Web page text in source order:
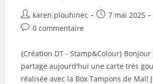
Auteur/autrice
de
karen.plouhinec
Publication
7 mai 2025
Commentaires
publication :
0 commentaire
{Création DT - Stamp&Colour} Bonjour
partage aujourd'hui une carte très
réalisée avec la Box Tampons de Mai!